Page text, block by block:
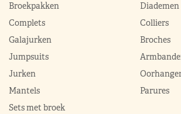
Broekpakken
Complets
Galajurken
Jumpsuits
Jurken
Mantels
Sets met broek
Diademen
Colliers
Broches
Parures